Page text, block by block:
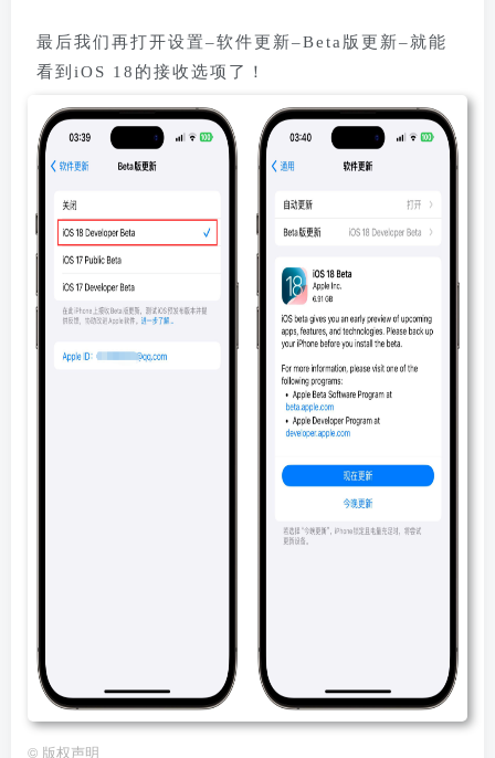
最后我们再打开设置–软件更新–Beta版更新–就能
看到iOS 18的接收选项了！
© 版权声明